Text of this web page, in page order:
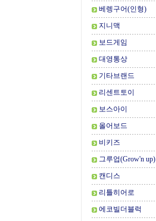
베렝구어(인형)
지니맥
보드게임
대영통상
기타브랜드
리센트토이
보스아이
올어보드
비키즈
그루업(Grow'n up)
캔디스
리틀히어로
에코빌더블럭